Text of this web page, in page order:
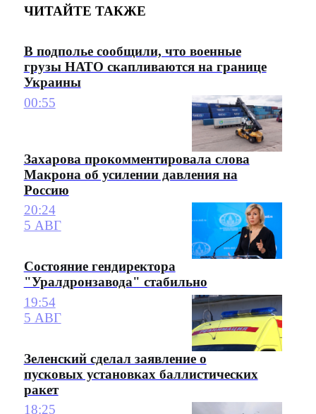
ЧИТАЙТЕ ТАКЖЕ
В подполье сообщили, что военные
грузы НАТО скапливаются на границе
Украины
00:55
Захарова прокомментировала слова
Макрона об усилении давления на
Россию
20:24
5 АВГ
Состояние гендиректора
"Уралдронзавода" стабильно
19:54
5 АВГ
Зеленский сделал заявление о
пусковых установках баллистических
ракет
18:25